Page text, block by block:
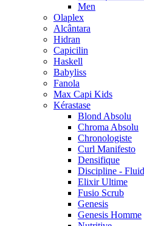
Men
Olaplex
Alcântara
Hidran
Capicilin
Haskell
Babyliss
Fanola
Max Capi Kids
Kérastase
Blond Absolu
Chroma Absolu
Chronologiste
Curl Manifesto
Densifique
Discipline -
Elixir Ultime
Fusio Scrub
Genesis
Genesis Homme